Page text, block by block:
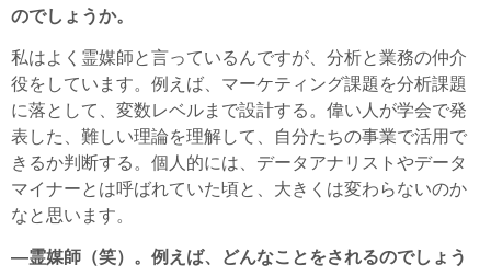
のでしょうか。
私はよく霊媒師と言っているんですが、分析と業務の仲介
役をしています。例えば、マーケティング課題を分析課題
に落として、変数レベルまで設計する。偉い人が学会で発
表した、難しい理論を理解して、自分たちの事業で活用で
きるか判断する。個人的には、データアナリストやデータ
マイナーとは呼ばれていた頃と、大きくは変わらないのか
なと思います。
—霊媒師（笑）。例えば、どんなことをされるのでしょう